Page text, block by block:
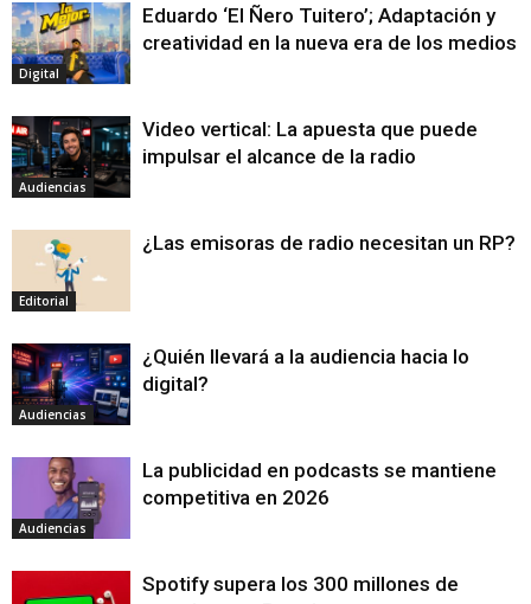
Digital
Eduardo ‘El Ñero Tuitero’; Adaptación y
creatividad en la nueva era de los medios
Audiencias
Video vertical: La apuesta que puede
impulsar el alcance de la radio
Editorial
¿Las emisoras de radio necesitan un RP?
Audiencias
¿Quién llevará a la audiencia hacia lo
digital?
Audiencias
La publicidad en podcasts se mantiene
competitiva en 2026
Spotify supera los 300 millones de